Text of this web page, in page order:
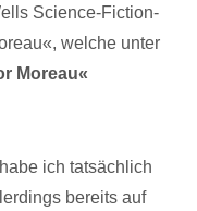
Science-Fiction-
welche unter
Moreau«
ich tatsächlich
bereits auf